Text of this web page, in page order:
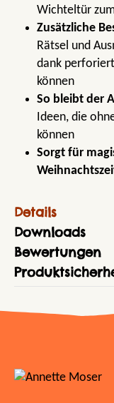
Wichteltür
Zusätzliche
Rätsel und
dank
können
So bleibt der
Ideen, die
können
Sorgt für
Details
Downloads
Bewertungen